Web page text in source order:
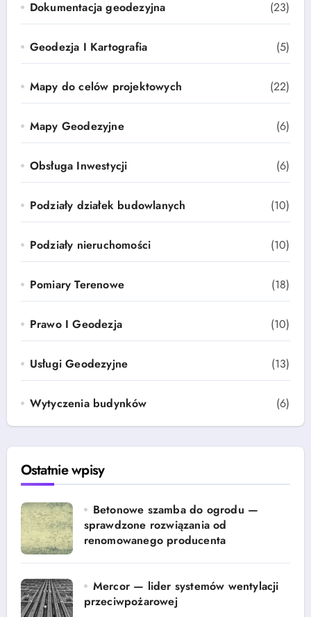
Dokumentacja geodezyjna (23)
Geodezja I Kartografia (5)
Mapy do celów projektowych (22)
Mapy Geodezyjne (6)
Obsługa Inwestycji (6)
Podziały działek budowlanych (10)
Podziały nieruchomości (10)
Pomiary Terenowe (18)
Prawo I Geodezja (10)
Usługi Geodezyjne (13)
Wytyczenia budynków (6)
Ostatnie wpisy
Betonowe szamba do ogrodu —
sprawdzone rozwiązania od
renomowanego producenta
Mercor — lider systemów wentylacji
przeciwpożarowej